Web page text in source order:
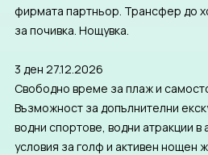
фирмата партньор. Трансфер до
за почивка. Нощувка.
3 ден 27.12.2026
Свободно време за плаж и
Възможност за допълнителни
водни спортове, водни атракции в
условия за голф и активен нощен